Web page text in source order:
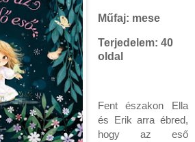
Műfaj: mese
Terjedelem: 40
oldal
Fent északon Ella
és Erik arra ébred,
hogy az eső